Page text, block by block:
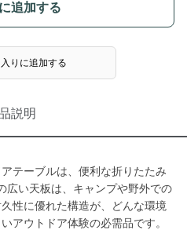
追加する
りに追加する
説明
テーブルは、便利な折りたたみ
広い天板は、キャンプや野外での
性に優れた構造が、どんな環境
アウトドア体験の必需品です。